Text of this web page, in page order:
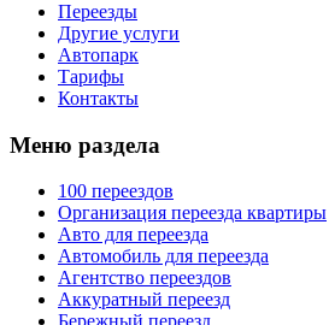
Переезды
Другие услуги
Автопарк
Тарифы
Контакты
Меню раздела
100 переездов
Организация переезда квартиры
Авто для переезда
Автомобиль для переезда
Агентство переездов
Аккуратный переезд